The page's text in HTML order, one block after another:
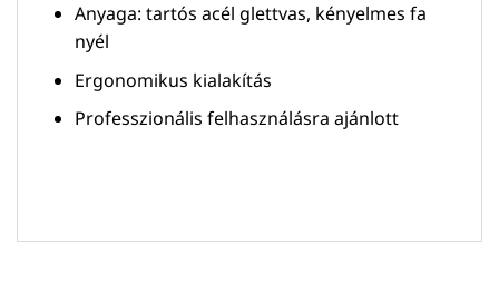
Anyaga: tartós acél glettvas, kényelmes fa
nyél
Ergonomikus kialakítás
Professzionális felhasználásra ajánlott